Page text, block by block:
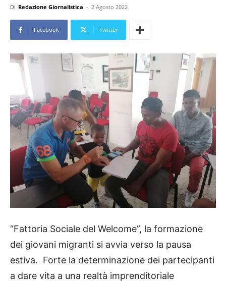
Di Redazione Giornalistica - 2 Agosto 2022
Facebook Twitter
“Fattoria Sociale del Welcome”, la formazione
dei giovani migranti si avvia verso la pausa
estiva. Forte la determinazione dei partecipanti
a dare vita a una realtà imprenditoriale